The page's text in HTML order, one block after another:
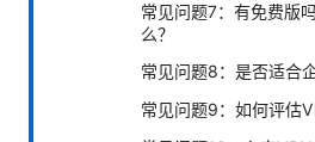
常见问题7：有免费版
么？
常见问题8：是否适合
常见问题9：如何评估